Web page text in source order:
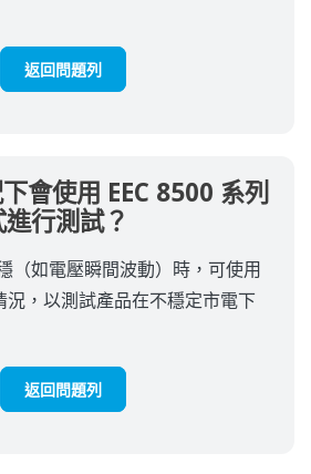
返回問題列
會使用 EEC 8500 系列
行測試？
（如電壓瞬間波動）時，可使用
況，以測試產品在不穩定市電下
返回問題列